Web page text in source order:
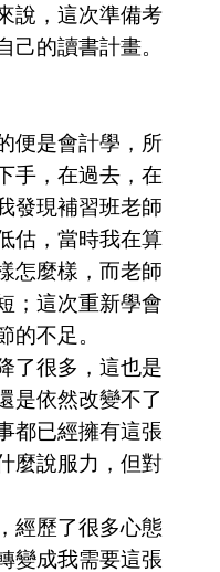
說，這次準備考
的讀書計畫。
便是會計學，所
手，在過去，在
發現補習班老師
估，當時我在算
怎麼樣，而老師
；這次重新學會
不足。
了很多，這也是
是依然改變不了
都已經擁有這張
麼說服力，但對
經歷了很多心態
變成我需要這張